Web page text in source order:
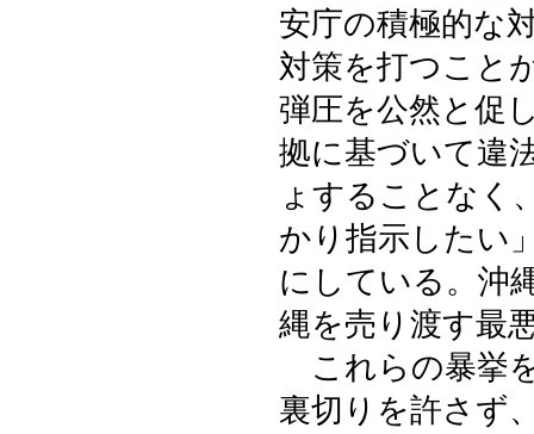
安庁の積極的な
対策を打つこと
弾圧を公然と促
拠に基づいて違
ょすることなく
かり指示したい
にしている。沖
縄を売り渡す最
これらの暴挙
裏切りを許さず